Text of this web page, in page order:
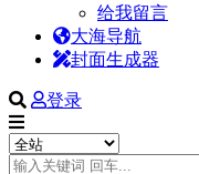
给我留言
大海导航
封面生成器
登录